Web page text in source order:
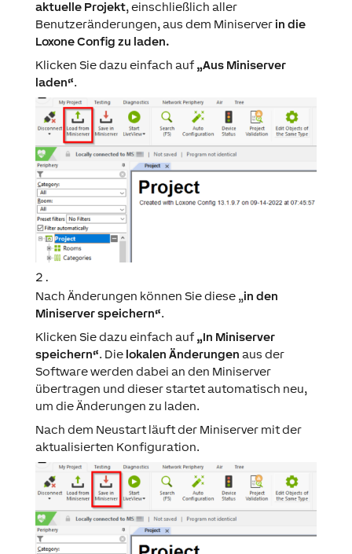
aktuelle Projekt, einschließlich aller
Benutzeränderungen, aus dem Miniserverin die
Loxone Config zu laden.
Klicken Sie dazu einfach auf „Aus Miniserver
laden“.
Nach Änderungen können Sie diese „in den
Miniserver speichern“.
Klicken Sie dazu einfach auf „In Miniserver
speichern“. Die lokalen Änderungen aus der
Software werden dabei an den Miniserver
übertragen und dieser startet automatisch neu,
um die Änderungen zu laden.
Nach dem Neustart läuft der Miniserver mit der
aktualisierten Konfiguration.